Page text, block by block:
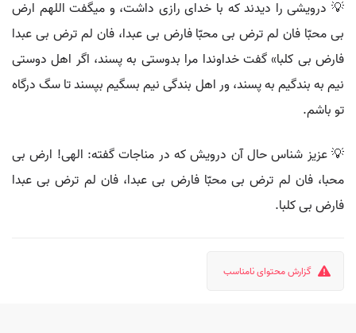
💡 درویشی را دیدند که با خدای رازی داشت، و میگفت اللهم ارض
بی محبّا فان لم ترض بی محبّا فارض بی عبدا، فان لم ترض بی عبدا
فارض بی کلبا» گفت خداوندا مرا بدوستی به پسند، اگر اهل دوستی
نیم به بندگیم به پسند، ور اهل بندگی نیم بسگیم بپسند تا سگ درگاه
تو باشم.
💡 عزیز شناس حال آن درویش که در مناجات گفته: الهی! ارض بی
محبا، فان لم ترض بی محبّا فارض بی عبدا، فان لم ترض بی عبدا
فارض بی کلبا.
گزارش محتوای نامناسب